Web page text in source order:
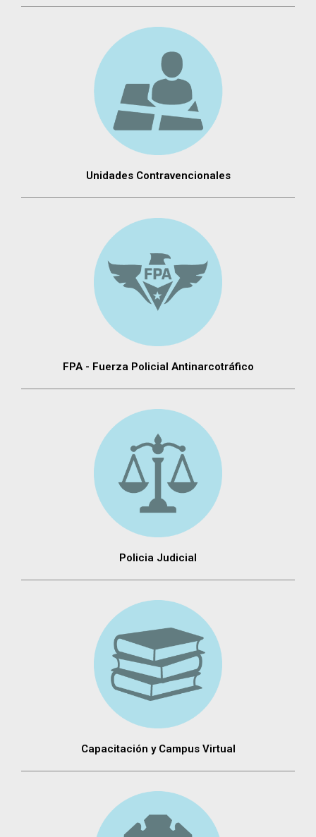
Unidades Contravencionales
FPA - Fuerza Policial Antinarcotráfico
Policia Judicial
Capacitación y Campus Virtual